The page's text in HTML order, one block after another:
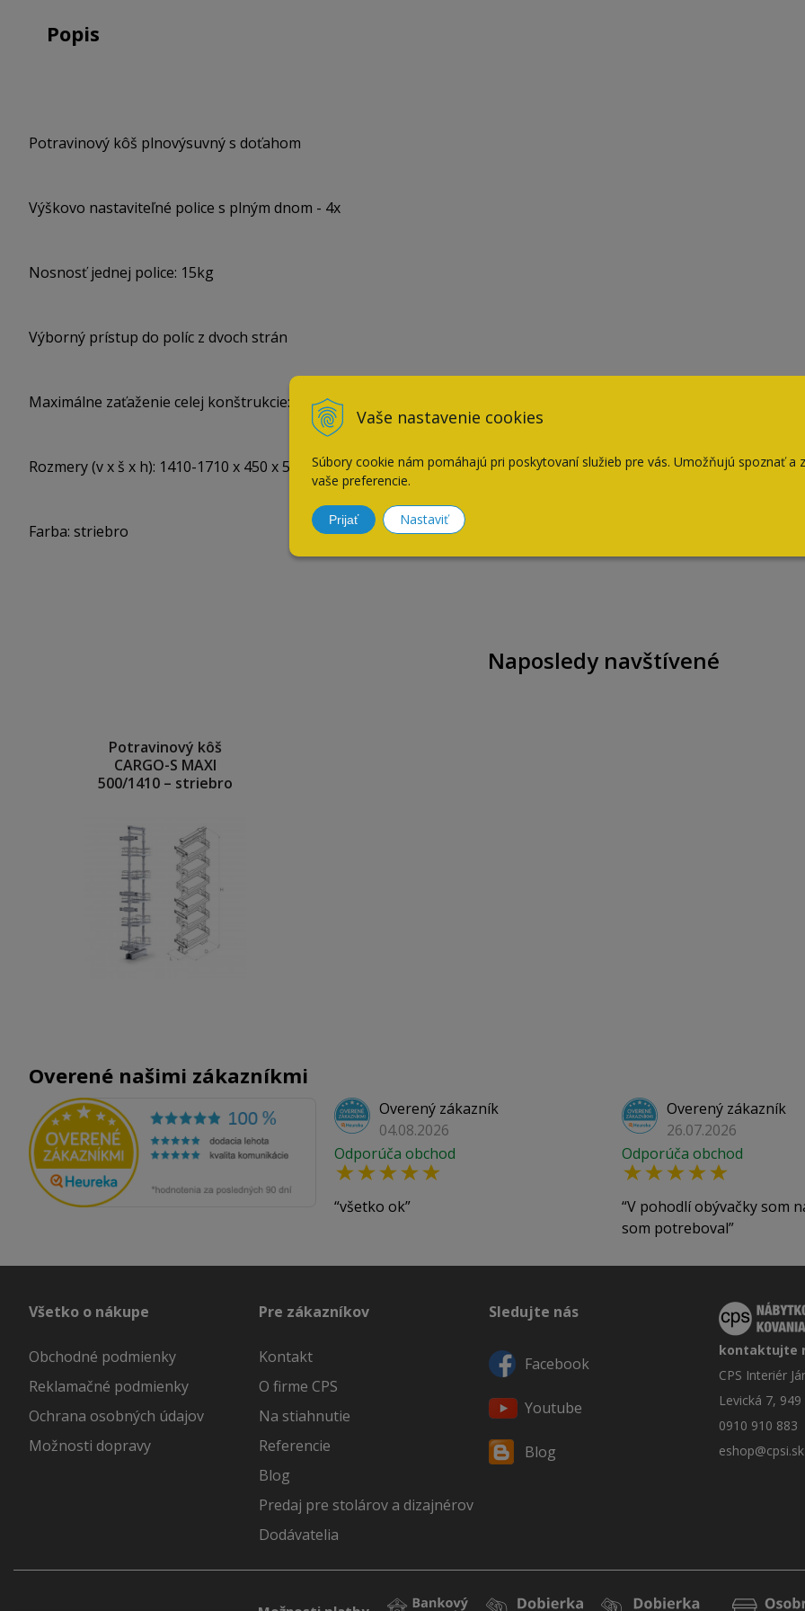
Vaše nastavenie cookies
Súbory cookie nám pomáhajú pri poskytovaní služieb pre vás. Umožňujú spoznať a
vaše preferencie.
Prijať Nastaviť
Popis
Potravinový kôš plnovýsuvný s doťahom
Výškovo nastaviteľné police s plným dnom - 4x
Nosnosť jednej police: 15kg
Výborný prístup do políc z dvoch strán
Maximálne zaťaženie celej konštrukcie: 120 kg
Rozmery (v x š x h): 1410-1710 x 450 x 500 mm
Farba: striebro
Naposledy navštívené
Potravinový kôš
CARGO-S MAXI
500/1410 – striebro
Overené našimi zákazníkmi
Overený zákazník
04.08.2026
Odporúča obchod
všetko ok
Overený zákazník
26.07.2026
Odporúča obchod
V pohodlí obývačky som
som potreboval
Všetko o nákupe
Obchodné podmienky
Reklamačné podmienky
Ochrana osobných údajov
Možnosti dopravy
Pre zákazníkov
Kontakt
O firme CPS
Na stiahnutie
Referencie
Blog
Predaj pre stolárov a dizajnérov
Dodávatelia
Sledujte nás
Facebook
Youtube
Blog
kontaktujte
CPS Interiér
Levická 7,
0910 910 883
eshop@cpsi.sk